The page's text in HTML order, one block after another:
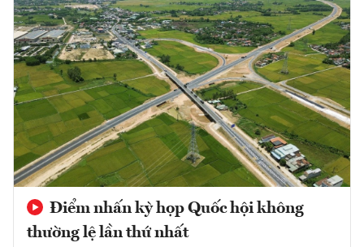
Điểm nhấn kỳ họp Quốc hội không
thường lệ lần thứ nhất